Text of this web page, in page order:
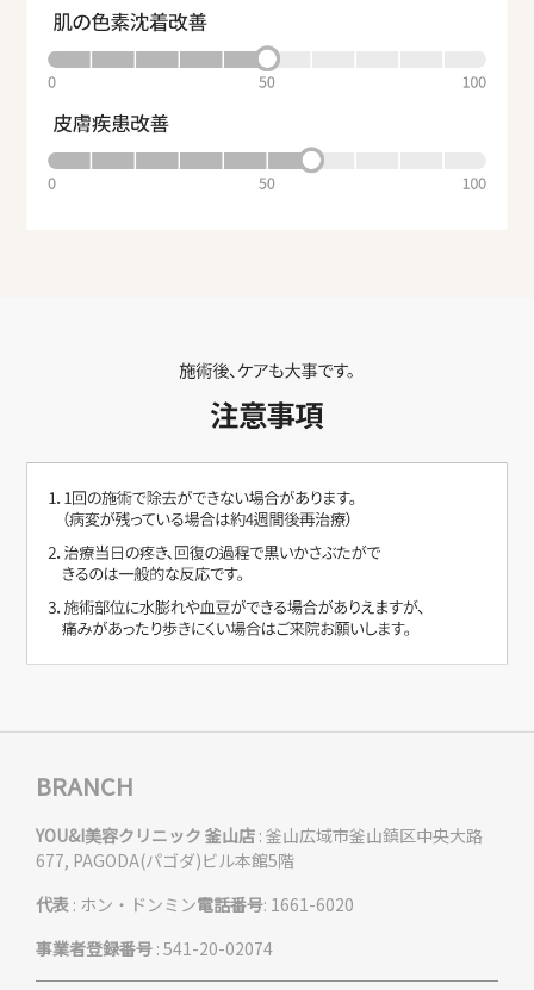
BRANCH
YOU&I美容クリニック 釜山店 : 釜山広域市釜山鎮区中央大路
677, PAGODA(パゴダ)ビル本館5階
代表 : ホン・ドンミン電話番号: 1661-6020
事業者登録番号 : 541-20-02074